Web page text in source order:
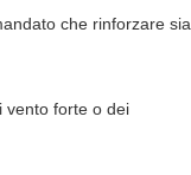
che rinforzare sia
vento forte o dei